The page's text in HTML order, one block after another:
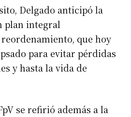
Delgado anticipó la
plan integral
que hoy
para evitar pérdidas
y hasta la vida de
se refirió además a la